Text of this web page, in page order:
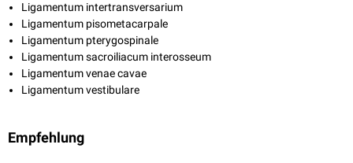
Ligamentum intertransversarium
Ligamentum pisometacarpale
Ligamentum pterygospinale
Ligamentum sacroiliacum interosseum
Ligamentum venae cavae
Ligamentum vestibulare
Empfehlung